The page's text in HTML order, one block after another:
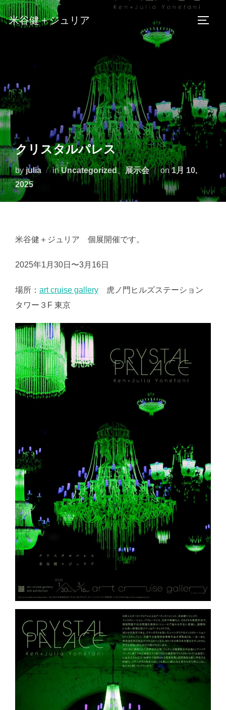
コ
ン
ス
キ
ッ
プ
米谷健＋ジュリア
クリスタルパレス
by julia inUncategorized、展示会 on投
稿
日:
1月 10,
2025
米谷健＋ジュリア 個展開催です。
2025年1月30日〜3月16日
場所： art cruise gallery 虎ノ門ヒルズステーション
タワー３F 東京